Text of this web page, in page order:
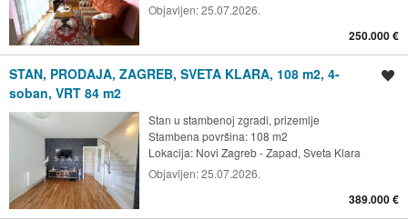
Objavljen:25.07.2026.
250.000 €
STAN, PRODAJA, ZAGREB, SVETA KLARA, 108 m2, 4-
soban, VRT 84 m2
Stan u stambenoj zgradi, prizemlje
Stambena površina: 108 m2
Lokacija: Novi Zagreb - Zapad, Sveta Klara
Objavljen:25.07.2026.
389.000 €